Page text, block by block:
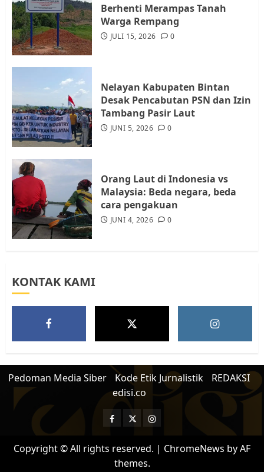
4
Datangi Pemko Batam, Warga
Rempang Protes Lahan Mereka
Diambil untuk Sekolah Rakyat
5
Warga Rempang Ajukan
Audiensi dengan Wali Kota
Batam, Soroti Aktivitas yang
Resahkan Warga
Berhenti Merampas Tanah
Warga Rempang
JULI 15, 2026 0
Nelayan Kabupaten Bintan
Desak Pencabutan PSN dan Izin
Tambang Pasir Laut
JUNI 5, 2026 0
Orang Laut di Indonesia vs
Malaysia: Beda negara, beda
cara pengakuan
JUNI 4, 2026 0
KONTAK KAMI
Pedoman Media Siber Kode Etik Jurnalistik
REDAKSI
edisi.co
Facebook
TwitterInstagram
Copyright © All rights reserved. | ChromeNews by AF
themes.